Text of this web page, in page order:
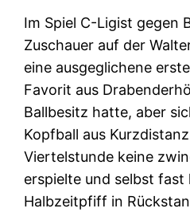
Im Spiel C-Ligist gegen
Zuschauer auf der
eine ausgeglichene
Favorit aus
Ballbesitz hatte, aber
Kopfball aus
Viertelstunde keine
erspielte und selbst fast
Halbzeitpfiff in